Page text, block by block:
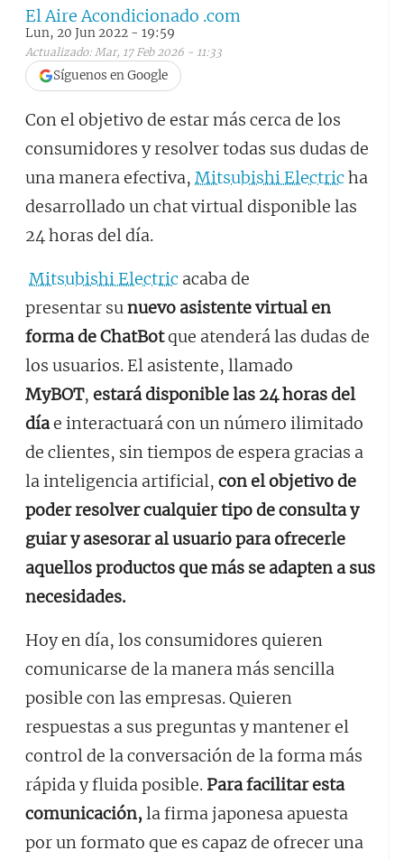
El Aire Acondicionado .com
Lun, 20 Jun 2022 - 19:59
Actualizado: Mar, 17 Feb 2026 - 11:33
Síguenos en Google
Con el objetivo de estar más cerca de los
consumidores y resolver todas sus dudas de
una manera efectiva, Mitsubishi Electricha
desarrollado un chat virtual disponible las
24 horas del día.
Mitsubishi Electric acaba de
presentar sunuevo asistente virtual en
forma de ChatBotque atenderá las dudas de
los usuarios. El asistente, llamado
MyBOT, estará disponible las 24 horas del
díae interactuará con un número ilimitado
de clientes, sin tiempos de espera gracias a
la inteligencia artificial, con el objetivo de
poder resolver cualquier tipo de consulta y
guiar y asesorar al usuario para ofrecerle
aquellos productos que más se adapten a sus
necesidades.
Hoy en día, los consumidores quieren
comunicarse de la manera más sencilla
posible con las empresas. Quieren
respuestas a sus preguntas y mantener el
control de la conversación de la forma más
rápida y fluida posible. Para facilitar esta
comunicación, la firma japonesa apuesta
por un formato que es capaz de ofrecer una